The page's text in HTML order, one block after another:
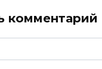
комментарий